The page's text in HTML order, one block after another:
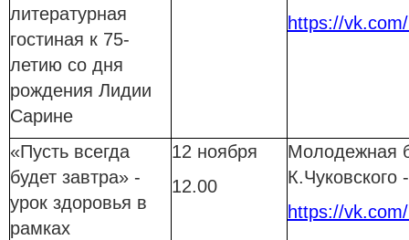
литературная
гостиная к 75-
летию со дня
рождения Лидии
Сарине
https://
«Пусть всегда
будет завтра» -
урок здоровья в
рамках
12 ноября
12.00
Молодежная
https://